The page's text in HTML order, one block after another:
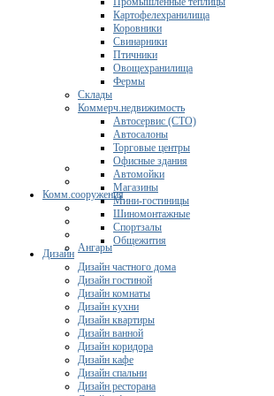
Комм.сооружения
Ангары
Картофелехранилища
Коровники
Свинарники
Птичники
Овощехранилища
Фермы
Склады
Коммерч.недвижимость
Автосервис (СТО)
Автосалоны
Торговые центры
Офисные здания
Автомойки
Магазины
Мини-гостиницы
Шиномонтажные
Спортзалы
Общежития
Дизайн
Дизайн частного дома
Дизайн гостиной
Дизайн комнаты
Дизайн кухни
Дизайн квартиры
Дизайн ванной
Дизайн коридора
Дизайн кафе
Дизайн спальни
Дизайн ресторана